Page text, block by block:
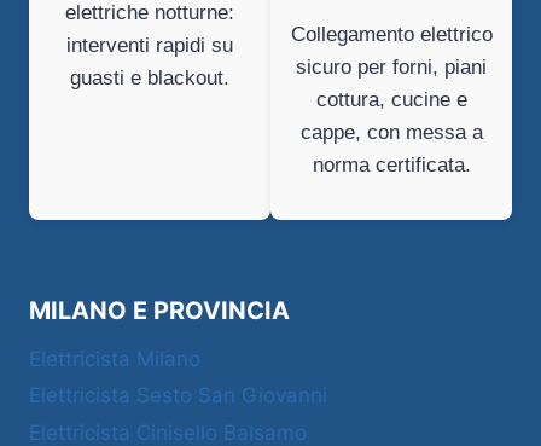
elettriche notturne:
interventi rapidi su
guasti e blackout.
Collegamento elettrico
sicuro per forni, piani
cottura, cucine e
cappe, con messa a
norma certificata.
MILANO E PROVINCIA
Elettricista Milano
Elettricista Sesto San Giovanni
Elettricista Cinisello Balsamo